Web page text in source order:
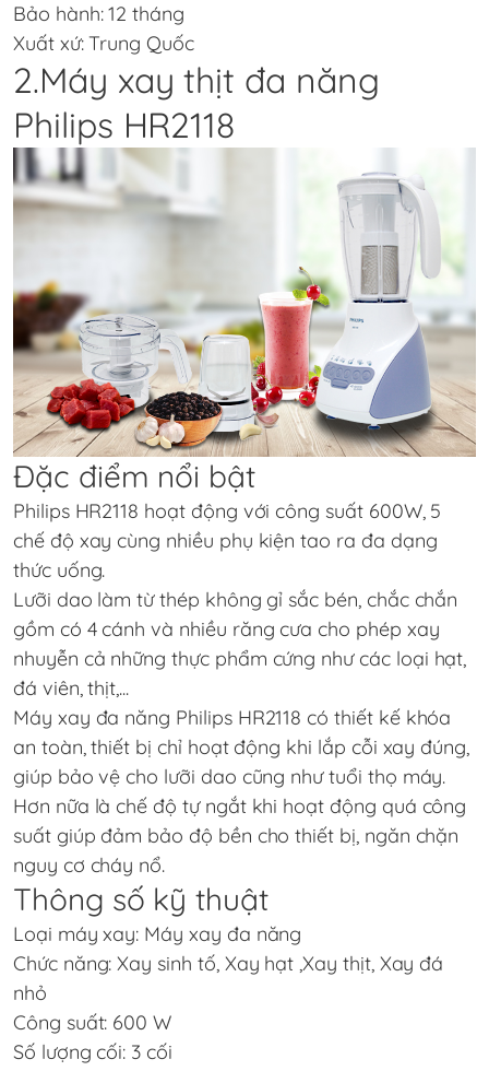
Bảo hành: 12 tháng
Xuất xứ: Trung Quốc
2.Máy xay thịt đa năng
Philips HR2118
Đặc điểm nổi bật
Philips HR2118 hoạt động với công suất 600W, 5
chế độ xay cùng nhiều phụ kiện tao ra đa dạng
thức uống.
Lưỡi dao làm từ thép không gỉ sắc bén, chắc chắn
gồm có 4 cánh và nhiều răng cưa cho phép xay
nhuyễn cả những thực phẩm cứng như các loại hạt,
đá viên, thịt,...
Máy xay đa năng Philips HR2118 có thiết kế khóa
an toàn, thiết bị chỉ hoạt động khi lắp cỗi xay đúng,
giúp bảo vệ cho lưỡi dao cũng như tuổi thọ máy.
Hơn nữa là chế độ tự ngắt khi hoạt động quá công
suất giúp đảm bảo độ bền cho thiết bị, ngăn chặn
nguy cơ cháy nổ.
Thông số kỹ thuật
Loại máy xay: Máy xay đa năng
Chức năng: Xay sinh tố, Xay hạt ,Xay thịt, Xay đá
nhỏ
Công suất: 600 W
Số lượng cối: 3 cối